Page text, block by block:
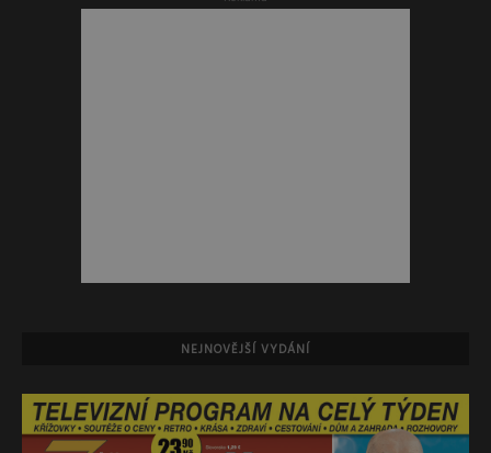
NEJNOVĚJŠÍ VYDÁNÍ